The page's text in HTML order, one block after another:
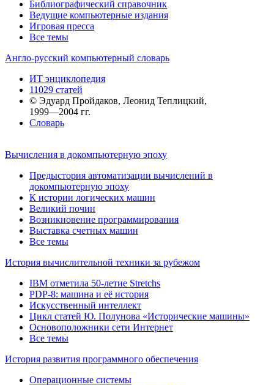
Библиографический справочник
Ведущие компьютерные издания
Игровая пресса
Все темы
Англо-русский компьютерный словарь
ИТ энциклопедия
11029 статей
© Эдуард Пройдаков, Леонид Теплицкий,
1999—2004 гг.
Словарь
Вычисления в докомпьютерную эпоху
Предыстория автоматизации вычислений в
докомпьютерную эпоху
К истории логических машин
Великий почин
Возникновение программирования
Выставка счетных машин
Все темы
История вычислительной техники за рубежом
IBM отметила 50-летие Stretchs
PDP-8: машина и её история
Искусственный интеллект
Цикл статей Ю. Полунова «Исторические машины»
Основоположники сети Интернет
Все темы
История развития программного обеспечения
Операционные системы